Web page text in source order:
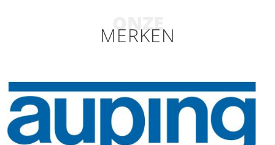
ONZE
MERKEN